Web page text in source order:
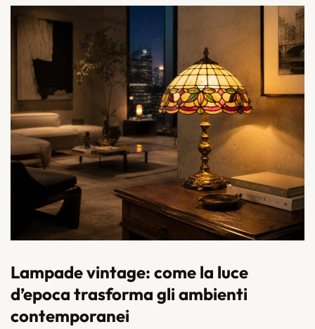
Lampade vintage: come la luce
d’epoca trasforma gli ambienti
contemporanei